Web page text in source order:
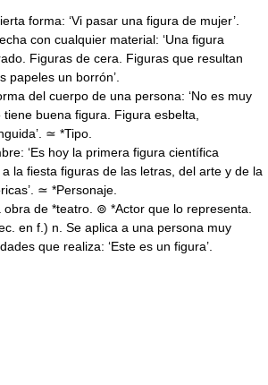
forma: ‘Vi pasar una figura de mujer’.
con cualquier material: ‘Una figura
Figuras de cera. Figuras que resultan
papeles un borrón’.
del cuerpo de una persona: ‘No es muy
buena figura. Figura esbelta,
≃ *Tipo.
‘Es hoy la primera figura científica
la fiesta figuras de las letras, del arte y de la
≃ *Personaje.
obra de *teatro. ⊚ *Actor que lo representa.
en f.) n. Se aplica a una persona muy
que realiza: ‘Este es un figura’.